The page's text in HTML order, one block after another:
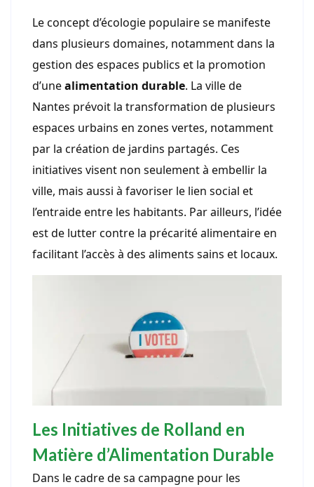
Le concept d’écologie populaire se manifeste
dans plusieurs domaines, notamment dans la
gestion des espaces publics et la promotion
d’unealimentation durable. La ville de
Nantes prévoit la transformation de plusieurs
espaces urbains en zones vertes, notamment
par la création de jardins partagés. Ces
initiatives visent non seulement à embellir la
ville, mais aussi à favoriser le lien social et
l’entraide entre les habitants. Par ailleurs, l’idée
est de lutter contre la précarité alimentaire en
facilitant l’accès à des aliments sains et locaux.
Les Initiatives de Rolland en
Matière d’Alimentation Durable
Dans le cadre de sa campagne pour les